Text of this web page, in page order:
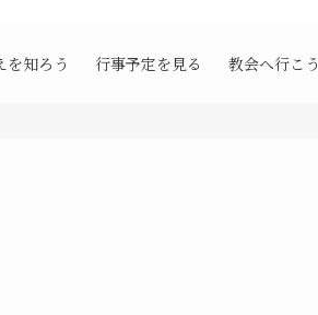
を知ろう 行事予定を見る 教会へ行こう